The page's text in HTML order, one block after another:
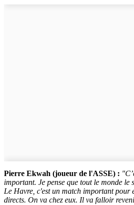
Pierre Ekwah (joueur de l'ASSE) : "
important. Je pense que tout le monde le
Le Havre, c'est un match important pour
directs. On va chez eux. Il va falloir